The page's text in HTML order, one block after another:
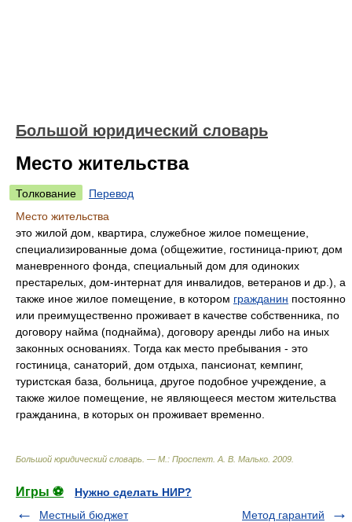
Большой юридический словарь
Место жительства
Толкование
Перевод
Место жительства
это жилой дом, квартира, служебное жилое помещение,
специализированные дома (общежитие, гостиница-приют, дом
маневренного фонда, специальный дом для одиноких
престарелых, дом-интернат для инвалидов, ветеранов и др.), а
также иное жилое помещение, в котором гражданин постоянно
или преимущественно проживает в качестве собственника, по
договору найма (поднайма), договору аренды либо на иных
законных основаниях. Тогда как место пребывания - это
гостиница, санаторий, дом отдыха, пансионат, кемпинг,
туристская база, больница, другое подобное учреждение, а
также жилое помещение, не являющееся местом жительства
гражданина, в которых он проживает временно.
Большой юридический словарь. — М.: Проспект А. В. Малько 2009
Игры ⚽
Нужно сделать НИР?
Местный бюджет
Метод гарантий